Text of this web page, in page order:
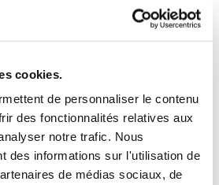
cookies.
de personnaliser le contenu
des fonctionnalités relatives aux
notre trafic. Nous
des informations sur l'utilisation de
de médias sociaux, de
LOCATION